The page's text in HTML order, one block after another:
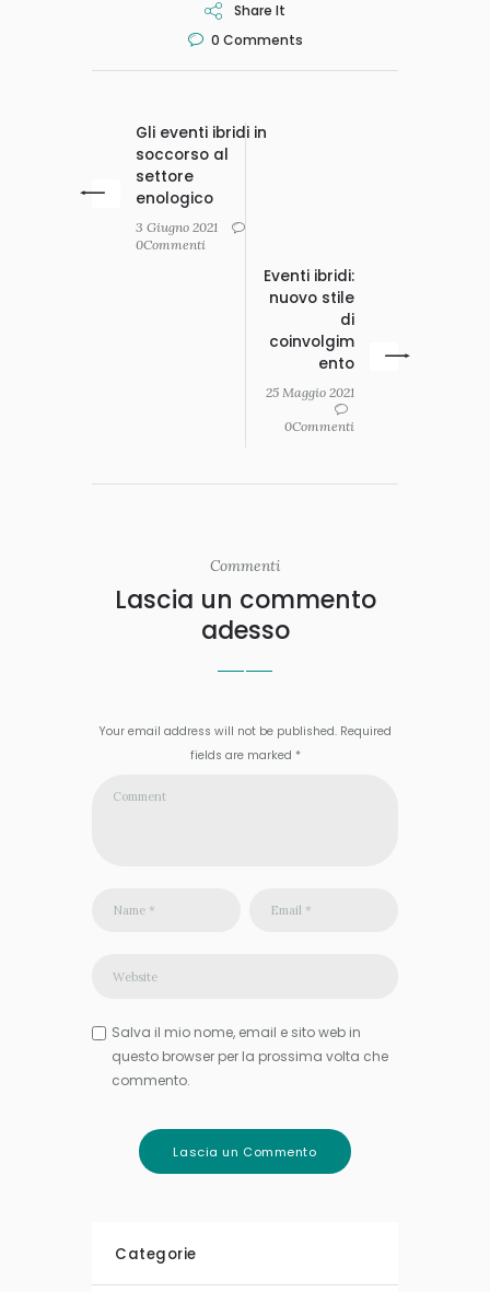
Share It
0 Comments
Gli eventi ibridi in
soccorso al
settore
enologico
3 Giugno 2021
0Commenti
Eventi ibridi:
nuovo stile
di
coinvolgim
ento
25 Maggio 2021
0Commenti
Commenti
Lascia un commento
adesso
Your email address will not be published. Required
fields are marked *
Salva il mio nome, email e sito web in
questo browser per la prossima volta che
commento.
Categorie